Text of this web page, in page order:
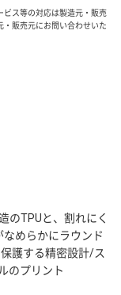
ビス等の対応は製造元・販売
販売元にお問い合わせいた
のTPUと、割れにく
めらかにラウンド
護する精密設計/ス
のプリント